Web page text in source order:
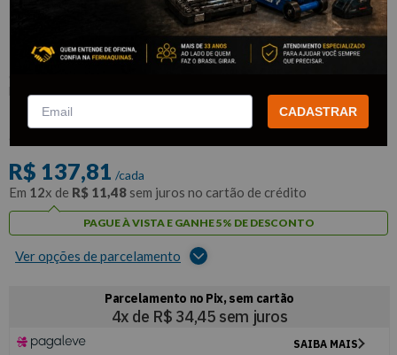
Kit Mini Retífica Pneumática de 1/4"
com 10 Pontas - WAFT
R$130
R$ 137,81 /cada
Em 12x de R$ 11,48 sem juros no cartão de crédito
PAGUE À VISTA E GANHE 5% DE DESCONTO
Ver opções de parcelamento
CADASTRAR